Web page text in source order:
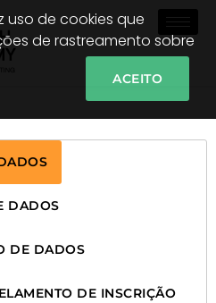
DADOS
DE DADOS
DE INSCRIÇÃO
uso de cookies que
de rastreamento sobre
ACEITO